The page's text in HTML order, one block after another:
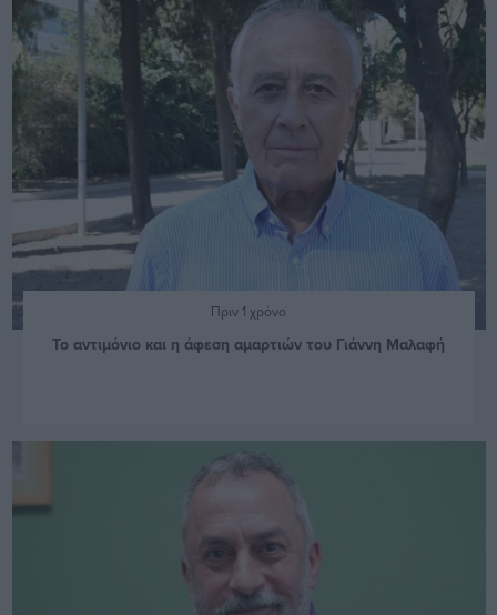
Πριν 1 χρόνο
Το αντιμόνιο και η άφεση αμαρτιών του Γιάννη Μαλαφή